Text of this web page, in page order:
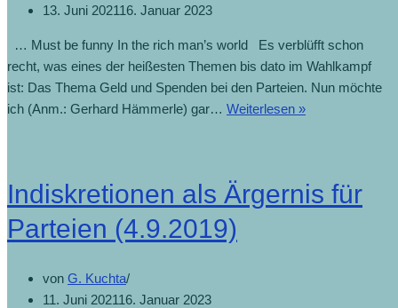
13. Juni 202116. Januar 2023
… Must be funny In the rich man’s world Es verblüfft schon
recht, was eines der heißesten Themen bis dato im Wahlkampf
ist: Das Thema Geld und Spenden bei den Parteien. Nun möchte
ich (Anm.: Gerhard Hämmerle) gar… Weiterlesen »Money,
(4.9.2019)
Indiskretionen als Ärgernis für
Parteien (4.9.2019)
von G. Kuchta
11. Juni 202116. Januar 2023